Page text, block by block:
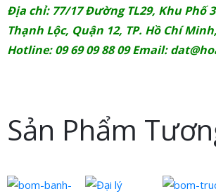
Địa chỉ: 77/17 Đường TL29, Khu Phố
Thạnh Lộc, Quận 12, TP. Hồ Chí
Hotline: 09 69 09 88 09 Email:
Sản Phẩm